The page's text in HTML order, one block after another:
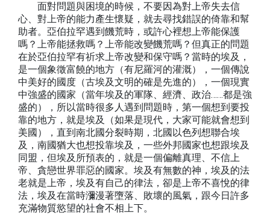
面對問題與困境的時候，不要因為對上帝失去信
心、對上帝的能力產生懷疑，就去尋找錯誤的倚靠和幫
助者。亞伯拉罕遇到饑荒時，或許心裡想上帝能保護
嗎？上帝能拯救嗎？上帝能改變饑荒嗎？但真正的問題
在於亞伯拉罕有祈求上帝改變和保守嗎？當時的埃及，
是一個象徵富饒的地方（有尼羅河的灌溉），一個傳說
中美好的國度（古埃及文明的確是先進的），一個現實
中強盛的國家（當年埃及的軍隊、經濟、政治……都是強
盛的），所以當時很多人遇到問題時，第一個想到要投
靠的地方，就是埃及（如果是現代，大家可能就會想到
美國），直到南北國分裂時期，北國以色列想聯合埃
及，南國猶大也想投靠埃及，一些外邦國家也想跟埃及
同盟，但埃及所預表的，就是一個偏離真理、不信上
帝、貪戀世界罪惡的國家。埃及有無數的神，埃及的法
老就是上帝，埃及有自己的律法，卻是上帝不喜悅的律
法，埃及在當時瀰漫著墮落、敗壞的風氣，跟今日許多
充滿物質慾望的社會不相上下。